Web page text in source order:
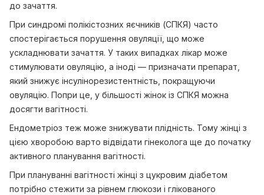
до зачаття.
При синдромі полікістозних яєчників (СПКЯ) часто
спостерігається порушення овуляції, що може
ускладнювати зачаття. У таких випадках лікар може
стимулювати овуляцію, а іноді — призначати препарат,
який знижує інсулінорезистентність, покращуючи
овуляцію. Попри це, у більшості жінок із СПКЯ можна
досягти вагітності.
Ендометріоз теж може знижувати плідність. Тому жінці з
цією хворобою варто відвідати гінеколога ще до початку
активного планування вагітності.
При плануванні вагітності жінці з цукровим діабетом
потрібно стежити за рівнем глюкози і глікованого